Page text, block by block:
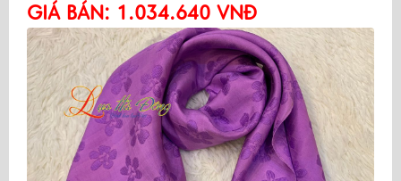
GIÁ BÁN: 1.034.640 VNĐ